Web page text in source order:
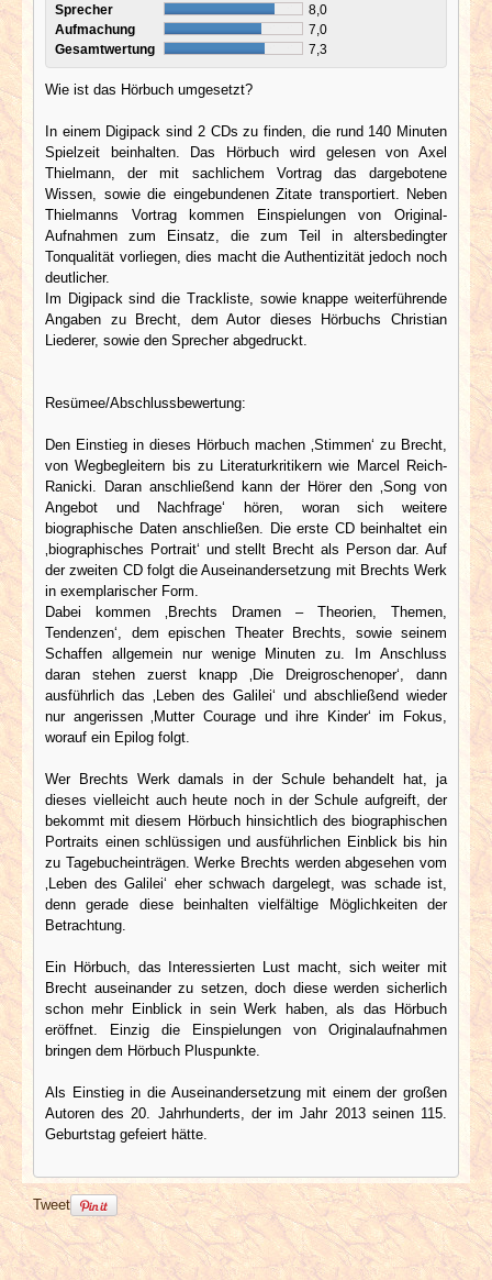
Sprecher
8,0
Aufmachung
7,0
Gesamtwertung
7,3
Wie ist das Hörbuch umgesetzt?
In einem Digipack sind 2 CDs zu finden, die rund 140 Minuten
Spielzeit beinhalten. Das Hörbuch wird gelesen von Axel
Thielmann, der mit sachlichem Vortrag das dargebotene
Wissen, sowie die eingebundenen Zitate transportiert. Neben
Thielmanns Vortrag kommen Einspielungen von Original-
Aufnahmen zum Einsatz, die zum Teil in altersbedingter
Tonqualität vorliegen, dies macht die Authentizität jedoch noch
deutlicher.
Im Digipack sind die Trackliste, sowie knappe weiterführende
Angaben zu Brecht, dem Autor dieses Hörbuchs Christian
Liederer, sowie den Sprecher abgedruckt.
Resümee/Abschlussbewertung:
Den Einstieg in dieses Hörbuch machen ‚Stimmen‘ zu Brecht,
von Wegbegleitern bis zu Literaturkritikern wie Marcel Reich-
Ranicki. Daran anschließend kann der Hörer den ‚Song von
Angebot und Nachfrage‘ hören, woran sich weitere
biographische Daten anschließen. Die erste CD beinhaltet ein
‚biographisches Portrait‘ und stellt Brecht als Person dar. Auf
der zweiten CD folgt die Auseinandersetzung mit Brechts Werk
in exemplarischer Form.
Dabei kommen ‚Brechts Dramen – Theorien, Themen,
Tendenzen‘, dem epischen Theater Brechts, sowie seinem
Schaffen allgemein nur wenige Minuten zu. Im Anschluss
daran stehen zuerst knapp ‚Die Dreigroschenoper‘, dann
ausführlich das ‚Leben des Galilei‘ und abschließend wieder
nur angerissen ‚Mutter Courage und ihre Kinder‘ im Fokus,
worauf ein Epilog folgt.
Wer Brechts Werk damals in der Schule behandelt hat, ja
dieses vielleicht auch heute noch in der Schule aufgreift, der
bekommt mit diesem Hörbuch hinsichtlich des biographischen
Portraits einen schlüssigen und ausführlichen Einblick bis hin
zu Tagebucheinträgen. Werke Brechts werden abgesehen vom
‚Leben des Galilei‘ eher schwach dargelegt, was schade ist,
denn gerade diese beinhalten vielfältige Möglichkeiten der
Betrachtung.
Ein Hörbuch, das Interessierten Lust macht, sich weiter mit
Brecht auseinander zu setzen, doch diese werden sicherlich
schon mehr Einblick in sein Werk haben, als das Hörbuch
eröffnet. Einzig die Einspielungen von Originalaufnahmen
bringen dem Hörbuch Pluspunkte.
Als Einstieg in die Auseinandersetzung mit einem der großen
Autoren des 20. Jahrhunderts, der im Jahr 2013 seinen 115.
Geburtstag gefeiert hätte.
Tweet